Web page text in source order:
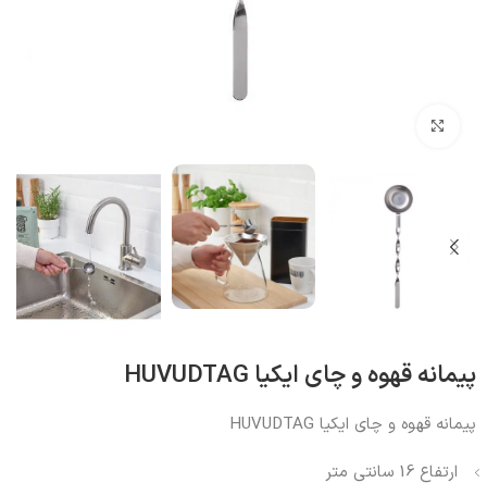
پیمانه قهوه و چای ایکیا HUVUDTAG
پیمانه قهوه و چای ایکیا HUVUDTAG
ارتفاع 16 سانتی متر